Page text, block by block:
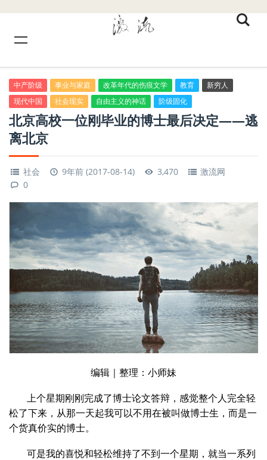
中产阶级 事业与家庭 改革年代的伤痕文学 教育
新穷人
现代中国
社会现实 自由主义的神话 阶级固化
北京高校一位刚毕业的博士最后决定——逃
离北京
社会 9年前 (2017-08-14) 3,470
激流网
0
编辑｜整理：小师妹
上个星期刚刚完成了博士论文答辩，感觉整个人完全轻
松了下来，从那一天起我可以不用在被叫做博士生，而是一
个货真价实的博士。
可是我的喜悦和轻松维持了不到一个星期，就当一系列